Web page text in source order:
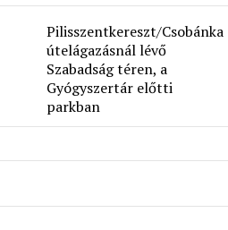
Pilisszentkereszt/Csobánka
útelágazásnál lévő
Szabadság téren, a
Gyógyszertár előtti
parkban